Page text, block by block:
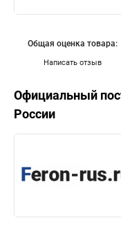
Написать отзыв
Общая оценка товара:
Официальный
России